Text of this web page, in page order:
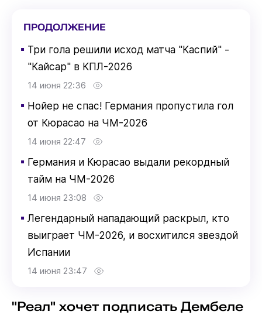
ПРОДОЛЖЕНИЕ
▪ Три гола решили исход матча "Каспий" -
"Кайсар" в КПЛ-2026
14 июня 22:36
▪ Нойер не спас! Германия пропустила гол
от Кюрасао на ЧМ-2026
14 июня 22:47
▪ Германия и Кюрасао выдали рекордный
тайм на ЧМ-2026
14 июня 23:08
▪ Легендарный нападающий раскрыл, кто
выиграет ЧМ-2026, и восхитился звездой
Испании
14 июня 23:47
"Реал" хочет подписать Дембеле